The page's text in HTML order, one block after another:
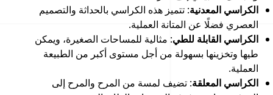
الكراسي المعدنية: تتميز هذه الكراسي بالحداثة والتصميم
العصري فضلًا عن المتانة العملية.
الكراسي القابلة للطي: مثالية للمساحات الصغيرة، ويمكن
طيها وتخزينها بسهولة من أجل مستوى أكبر من الطبيعة
العملية.
الكراسي المعلقة: تضيف لمسة من المرح والمرح إلى